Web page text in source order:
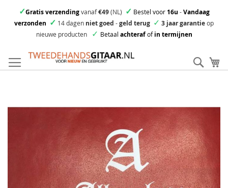
✓Gratis verzendingvanaf€49(NL) ✓ Bestel voor16u -Vandaag
verzonden ✓ 14 dagen niet goed -geld terug ✓ 3 jaar garantieop
nieuwe producten
✓ Betaal achterafofin termijnen
direct
door
the